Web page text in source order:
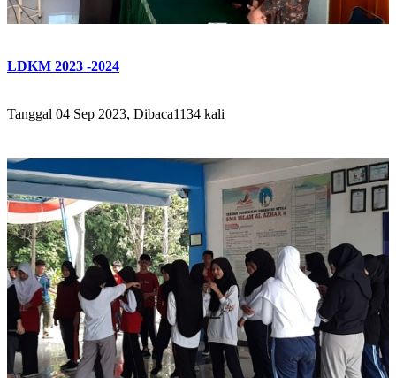
LDKM 2023 -2024
Tanggal 04 Sep 2023, Dibaca1134 kali